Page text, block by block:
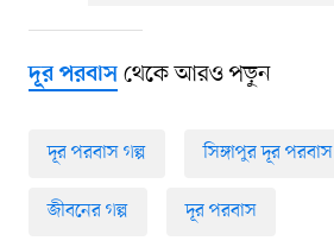
দূর পরবাসথেকে আরও পড়ুন
দূর পরবাস গল্প সিঙ্গাপুর দূর পরবাস
জীবনের গল্প দূর পরবাস